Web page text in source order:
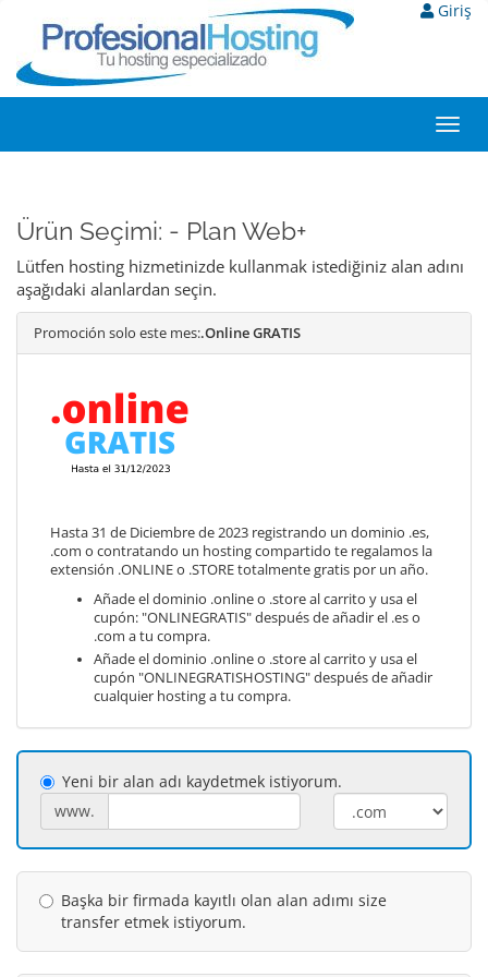
Giriş
Ürün Seçimi: - Plan Web+
Lütfen hosting hizmetinizde kullanmak istediğiniz alan adını
aşağıdaki alanlardan seçin.
Promoción solo este mes:.Online GRATIS
Hasta 31 de Diciembre de 2023 registrando un dominio .es,
.com o contratando un hosting compartido te regalamos la
extensión .ONLINE o .STORE totalmente gratis por un año.
Añade el dominio .online o .store al carrito y usa el
cupón: "ONLINEGRATIS" después de añadir el .es o
.com a tu compra.
Añade el dominio .online o .store al carrito y usa el
cupón "ONLINEGRATISHOSTING" después de añadir
cualquier hosting a tu compra.
Yeni bir alan adı kaydetmek istiyorum.
www.
Başka bir firmada kayıtlı olan alan adımı size
transfer etmek istiyorum.